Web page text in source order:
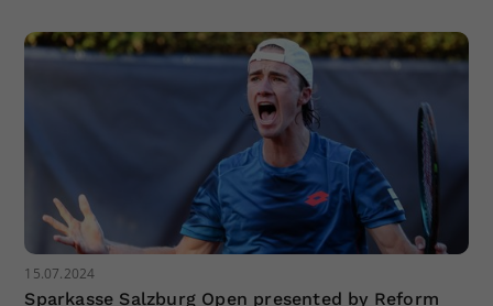
15.07.2024
Sparkasse Salzburg Open presented by Reform